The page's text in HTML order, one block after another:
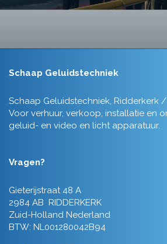
Schaap Geluidstechniek
Schaap Geluidstechniek, Ridderkerk
Voor verhuur, verkoop, installatie en
geluid- en video en licht apparatuur.
Vragen?
Gieterijstraat 48 A
2984 AB RIDDERKERK
Zuid-Holland Nederland
BTW: NL001280042B94